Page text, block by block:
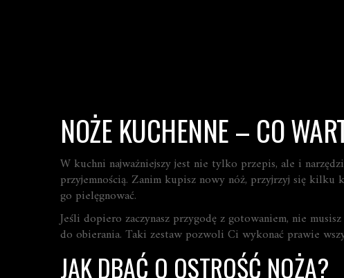
NOŻE KUCHENNE – CO
W kuchni najważniejszy jest nie tylko przepis, ale i
przyjemnością. Zanim kupisz nowy nóż, przyjrzyj się kilku
go pielęgnować.
Jeśli dopiero zaczynasz przygodę z gotowaniem, nie
do obierania. Taki zestaw pozwoli Ci wykonać prawie
JAK DBAĆ O OSTROŚĆ NOŻA?